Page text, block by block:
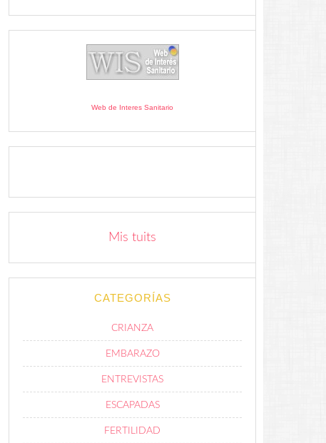
Web de Interes Sanitario
Mis tuits
CATEGORÍAS
CRIANZA
EMBARAZO
ENTREVISTAS
ESCAPADAS
FERTILIDAD